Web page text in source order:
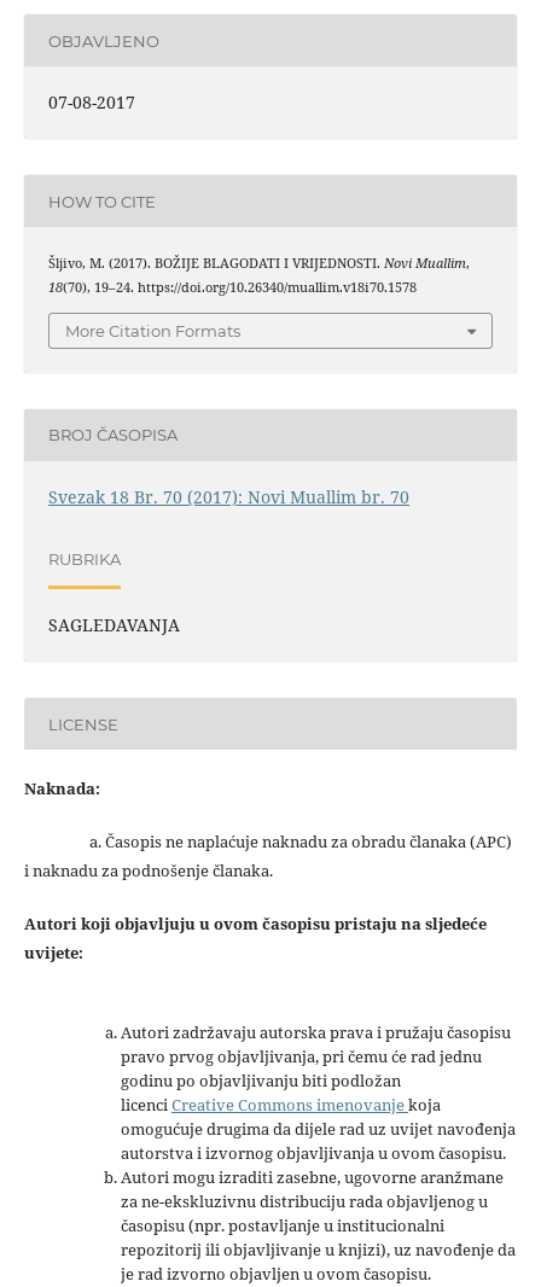
OBJAVLJENO
07-08-2017
HOW TO CITE
Šljivo, M. (2017). BOŽIJE BLAGODATI I VRIJEDNOSTI. Novi Muallim,
18(70), 19–24. https://doi.org/10.26340/muallim.v18i70.1578
More Citation Formats
BROJ ČASOPISA
Svezak 18 Br. 70 (2017): Novi Muallim br. 70
RUBRIKA
SAGLEDAVANJA
LICENSE
Naknada:
a. Časopis ne naplaćuje naknadu za obradu članaka (APC)
i naknadu za podnošenje članaka.
Autori koji objavljuju u ovom časopisu pristaju na sljedeće
uvijete:
Autori zadržavaju autorska prava i pružaju časopisu
pravo prvog objavljivanja, pri čemu će rad jednu
godinu po objavljivanju biti podložan
licenciCreative Commons imenovanjekoja
omogućuje drugima da dijele rad uz uvijet navođenja
autorstva i izvornog objavljivanja u ovom časopisu.
Autori mogu izraditi zasebne, ugovorne aranžmane
za ne-ekskluzivnu distribuciju rada objavljenog u
časopisu (npr. postavljanje u institucionalni
repozitorij ili objavljivanje u knjizi), uz navođenje da
je rad izvorno objavljen u ovom časopisu.